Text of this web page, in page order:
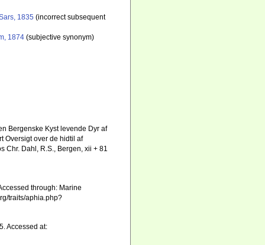
1835 (incorrect subsequent
1874 (subjective synonym)
Bergenske Kyst levende Dyr af
Oversigt over de hidtil af
Chr. Dahl, R.S., Bergen, xii + 81
through: Marine
traits/aphia.php?
Accessed at: